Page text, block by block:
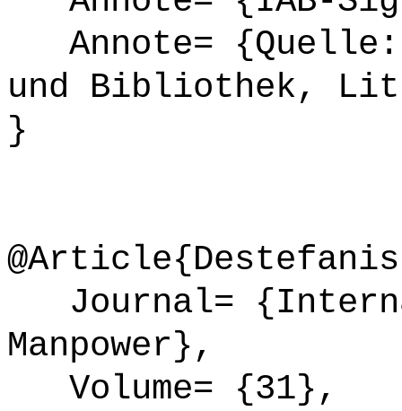
Annote= {Quelle:
und Bibliothek,
}
Journal=
Manpower},
Volume= {31},